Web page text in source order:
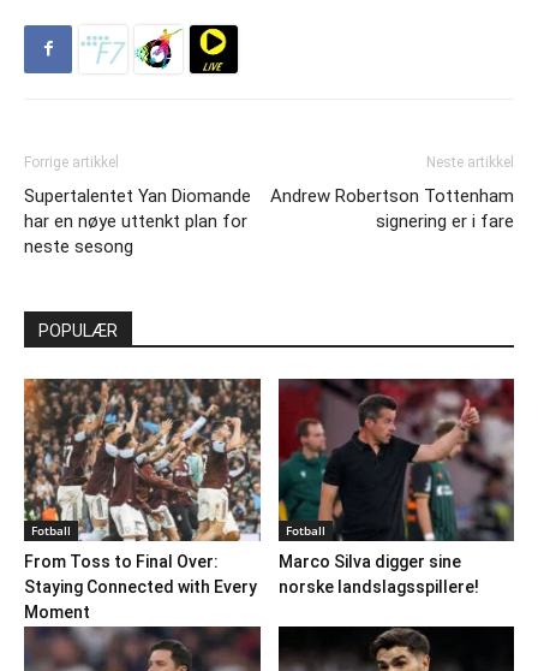
Forrige artikkel
Supertalentet Yan Diomande
har en nøye uttenkt plan for
neste sesong
Neste artikkel
Andrew Robertson Tottenham
signering er i fare
POPULÆR
Fotball
From Toss to Final Over:
Staying Connected with Every
Moment
Fotball
Marco Silva digger sine
norske landslagsspillere!